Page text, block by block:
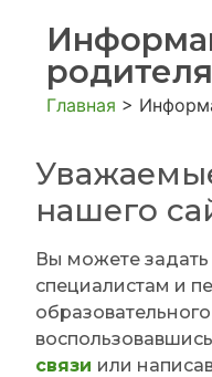
Главная >
нашего
Вы можете
специалистам и
связи или